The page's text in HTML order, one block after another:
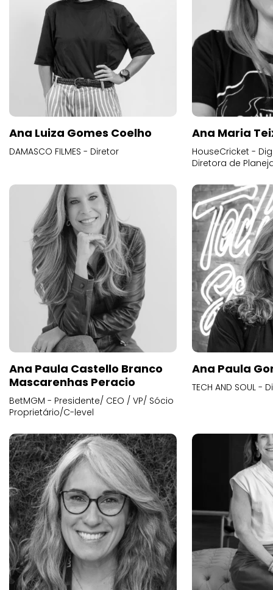
Ana Luiza Gomes Coelho
DAMASCO FILMES - Diretor
Ana Maria
HouseCricket -
Diretora de
Ana Paula Castello Branco
Mascarenhas Peracio
BetMGM - Presidente/ CEO / VP/ Sócio
Proprietário/C-level
Ana Paula
TECH AND SOUL